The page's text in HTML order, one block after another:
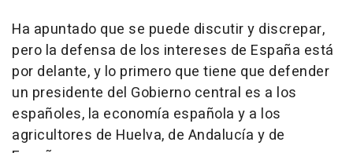
Ha apuntado que se puede discutir y discrepar,
pero la defensa de los intereses de España está
por delante, y lo primero que tiene que defender
un presidente del Gobierno central es a los
españoles, la economía española y a los
agricultores de Huelva, de Andalucía y de